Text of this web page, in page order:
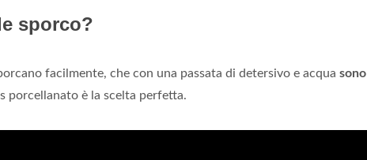
sporco?
facilmente, che con una passata di detersivo e acqua sono
porcellanato è la scelta perfetta.